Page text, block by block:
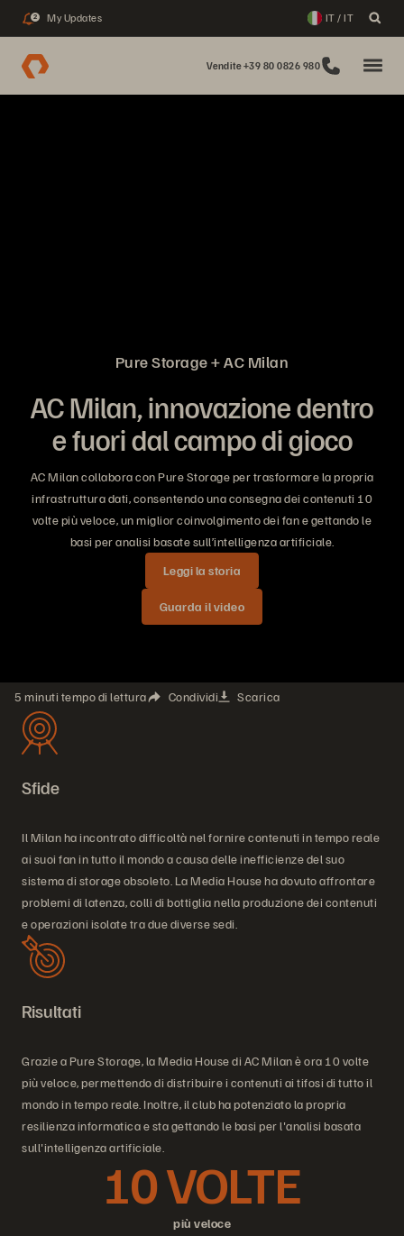
2 My Updates IT / IT
Vendite +39 80 0826 980
Pure Storage + AC Milan
AC Milan, innovazione dentro
e fuori dal campo di gioco
AC Milan collabora con Pure Storage per trasformare la propria
infrastruttura dati, consentendo una consegna dei contenuti 10
volte più veloce, un miglior coinvolgimento dei fan e gettando le
basi per analisi basate sull’intelligenza artificiale.
Leggi la storia
Guarda il video
5 minuti tempo di lettura Condividi Scarica
Sfide
Il Milan ha incontrato difficoltà nel fornire contenuti in tempo reale
ai suoi fan in tutto il mondo a causa delle inefficienze del suo
sistema di storage obsoleto. La Media House ha dovuto affrontare
problemi di latenza, colli di bottiglia nella produzione dei contenuti
e operazioni isolate tra due diverse sedi.
Risultati
Grazie a Pure Storage, la Media House di AC Milan è ora 10 volte
più veloce, permettendo di distribuire i contenuti ai tifosi di tutto il
mondo in tempo reale. Inoltre, il club ha potenziato la propria
resilienza informatica e sta gettando le basi per l'analisi basata
sull'intelligenza artificiale.
più veloce
10 VOLTE